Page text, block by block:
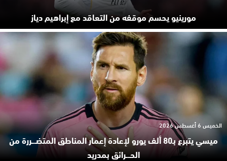
مورينيو يحسم موقفه من التعاقد مع إبراهيم دياز
ميسي يتبرع بـ80 ألف يورو لإعادة إعمار المناطق المتضـ.ـررة من
الحـ.ـرائق بمدريد
الخميس 6 أغسطس 2026